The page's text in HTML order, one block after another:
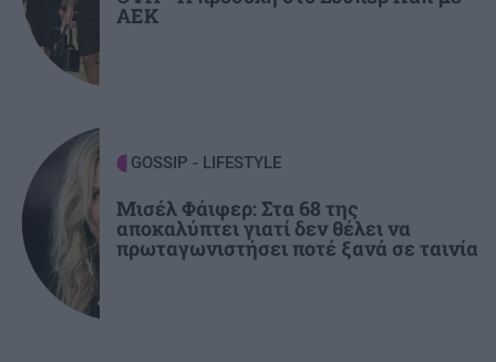
ΑΕΚ
GOSSIP - LIFESTYLE
Μισέλ Φάιφερ: Στα 68 της
αποκαλύπτει γιατί δεν θέλει να
πρωταγωνιστήσει ποτέ ξανά σε ταινία